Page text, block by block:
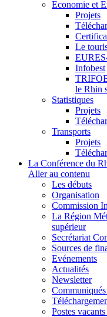
Economie et
Projets
Le
Infobest
le Rhin
Statistiques
Projets
Transports
Projets
La Conférence du
Aller au contenu
Les débuts
Organisation
Commission
La Région
supérieur
Secrétariat
Sources de
Evénements
Actualités
Newsletter
Communiqués
Postes